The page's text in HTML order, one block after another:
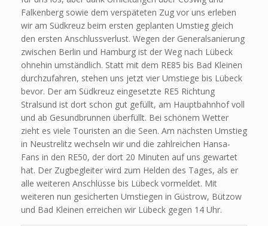
Falkenberg sowie dem verspäteten Zug vor uns erleben
wir am Südkreuz beim ersten geplanten Umstieg gleich
den ersten Anschlussverlust. Wegen der Generalsanierung
zwischen Berlin und Hamburg ist der Weg nach Lübeck
ohnehin umständlich. Statt mit dem RE85 bis Bad Kleinen
durchzufahren, stehen uns jetzt vier Umstiege bis Lübeck
bevor. Der am Südkreuz eingesetzte RE5 Richtung
Stralsund ist dort schon gut gefüllt, am Hauptbahnhof voll
und ab Gesundbrunnen überfüllt. Bei schönem Wetter
zieht es viele Touristen an die Seen. Am nächsten Umstieg
in Neustrelitz wechseln wir und die zahlreichen Hansa-
Fans in den RE50, der dort 20 Minuten auf uns gewartet
hat. Der Zugbegleiter wird zum Helden des Tages, als er
alle weiteren Anschlüsse bis Lübeck vormeldet. Mit
weiteren nun gesicherten Umstiegen in Güstrow, Bützow
und Bad Kleinen erreichen wir Lübeck gegen 14 Uhr.